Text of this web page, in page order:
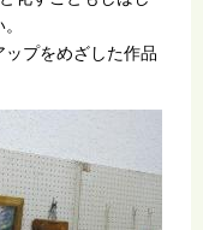
プをめざした作品